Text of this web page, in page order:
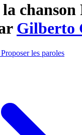
chanson
Gilberto
les paroles